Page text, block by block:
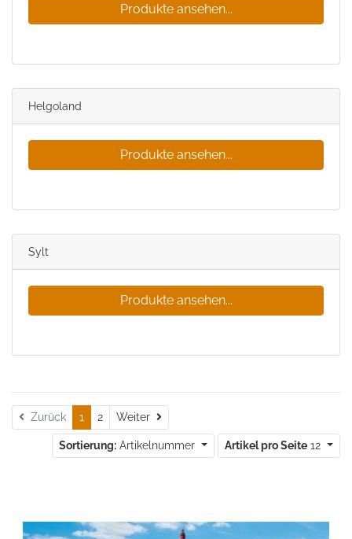
Produkte ansehen...
Helgoland
Produkte ansehen...
Sylt
Produkte ansehen...
Zurück 1 2 Weiter Weiter
Sortierung: Artikelnummer Artikel pro Seite 12